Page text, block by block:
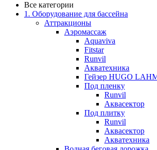
Все категории
1. Оборудование для бассейна
Аттракционы
Аэромассаж
Aquaviva
Fitstar
Runvil
Акватехника
Гейзер HUGO
Под пленку
Runvil
Аквасектор
Под плитку
Runvil
Аквасектор
Акватехника